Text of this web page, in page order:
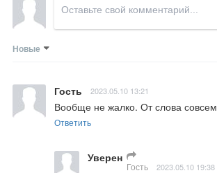
Новые
Гость 2023.05.10 13:21
Вообще не жалко. От слова совсем
Ответить
Уверен
Гость 2023.05.10 19:38